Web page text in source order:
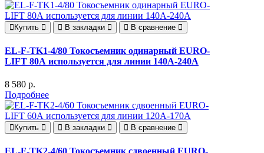
Купить В закладки В сравнение
EL-F-TK1-4/80 Токосъемник одинарный EURO-
LIFT 80А используется для линии 140A-240A
8 580 р.
Подробнее
Купить В закладки В сравнение